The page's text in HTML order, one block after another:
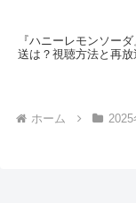
『ハニーレモンソー
送は？視聴方法と再
ホーム 2025